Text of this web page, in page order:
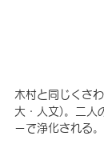
木村と同じくさ
大・人文)。二人
ーで浄化される。